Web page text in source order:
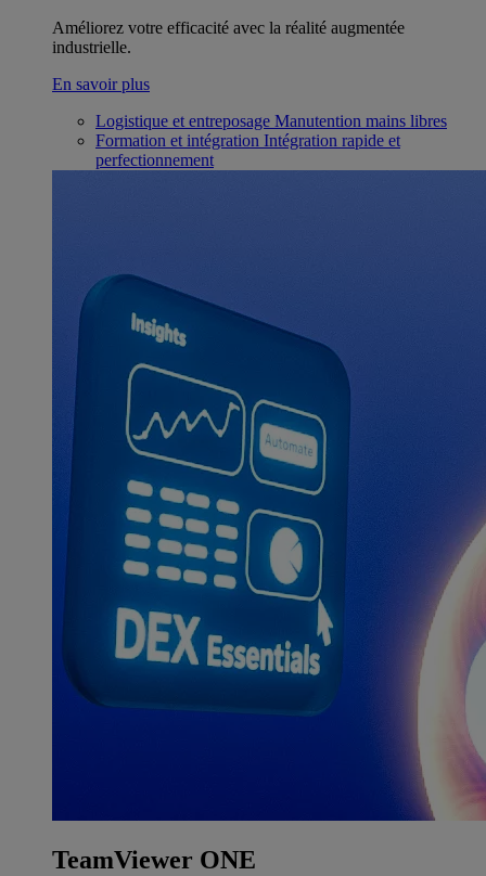
Améliorez votre efficacité avec la réalité augmentée
industrielle.
En savoir plus
Logistique et entreposage Manutention mains libres
Formation et intégration Intégration rapide et
perfectionnement
TeamViewer ONE